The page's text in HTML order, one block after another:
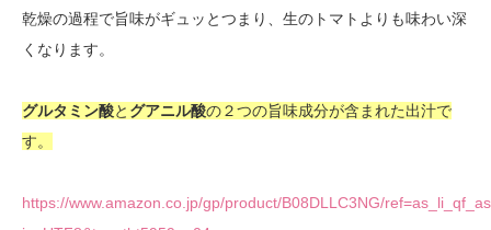
乾燥の過程で旨味がギュッとつまり、生のトマトよりも味わい深
くなります。
グルタミン酸と グアニル酸の２つの旨味成分が含まれた出汁で
す。
https://www.amazon.co.jp/gp/product/B08DLLC3NG/